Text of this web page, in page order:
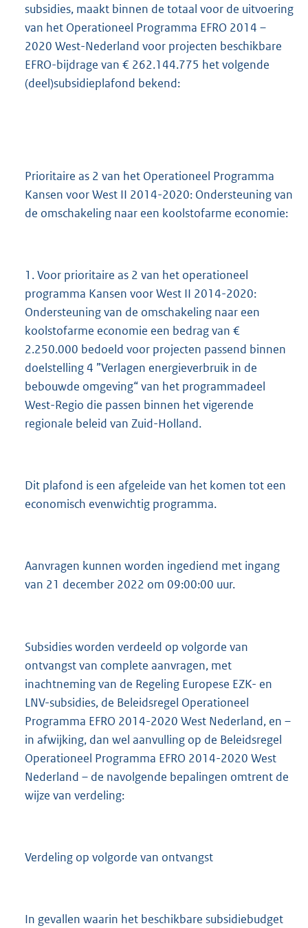
subsidies, maakt binnen de totaal voor de uitvoering
van het Operationeel Programma EFRO 2014 –
2020 West-Nederland voor projecten beschikbare
EFRO-bijdrage van € 262.144.775 het volgende
(deel)subsidieplafond bekend:
Prioritaire as 2 van het Operationeel Programma
Kansen voor West II 2014-2020: Ondersteuning van
de omschakeling naar een koolstofarme economie:
1. Voor prioritaire as 2 van het operationeel
programma Kansen voor West II 2014-2020:
Ondersteuning van de omschakeling naar een
koolstofarme economie een bedrag van €
2.250.000 bedoeld voor projecten passend binnen
doelstelling 4 ”Verlagen energieverbruik in de
bebouwde omgeving“ van het programmadeel
West-Regio die passen binnen het vigerende
regionale beleid van Zuid-Holland.
Dit plafond is een afgeleide van het komen tot een
economisch evenwichtig programma.
Aanvragen kunnen worden ingediend met ingang
van 21 december 2022 om 09:00:00 uur.
Subsidies worden verdeeld op volgorde van
ontvangst van complete aanvragen, met
inachtneming van de Regeling Europese EZK- en
LNV-subsidies, de Beleidsregel Operationeel
Programma EFRO 2014-2020 West Nederland, en –
in afwijking, dan wel aanvulling op de Beleidsregel
Operationeel Programma EFRO 2014-2020 West
Nederland – de navolgende bepalingen omtrent de
wijze van verdeling:
Verdeling op volgorde van ontvangst
In gevallen waarin het beschikbare subsidiebudget